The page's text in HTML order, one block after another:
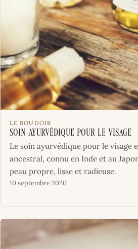
LE BOUDOIR
Soin Ayurvédique pour le visage
Le soin ayurvédique pour le visage
ancestral, connu en Inde et au
peau propre, lisse et radieuse.
10 septembre 2020